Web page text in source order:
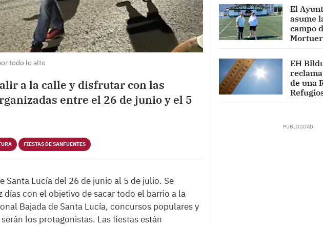
todo lo alto
a la calle y disfrutar con las
entre el 26 de junio y el 5
FIESTAS DE SANFUENTES
Santa Lucía del 26 de junio al 5 de julio. Se
días con el objetivo de sacar todo el barrio a la
Bajada de Santa Lucía, concursos populares y
los protagonistas. Las fiestas están
El
asume
campo
EH
de una